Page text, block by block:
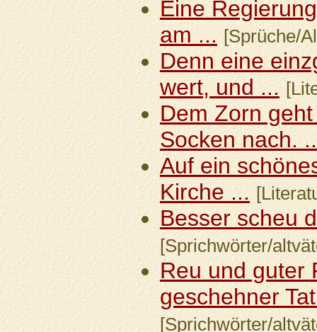
Eine
am ... [Sprüche/
Denn eine
wert, und ...
Dem Zorn
Socken nach.
Auf ein
Kirche ...
Besser scheu
[Sprichwörter/
Reu und guter
geschehner
[Sprichwörter/